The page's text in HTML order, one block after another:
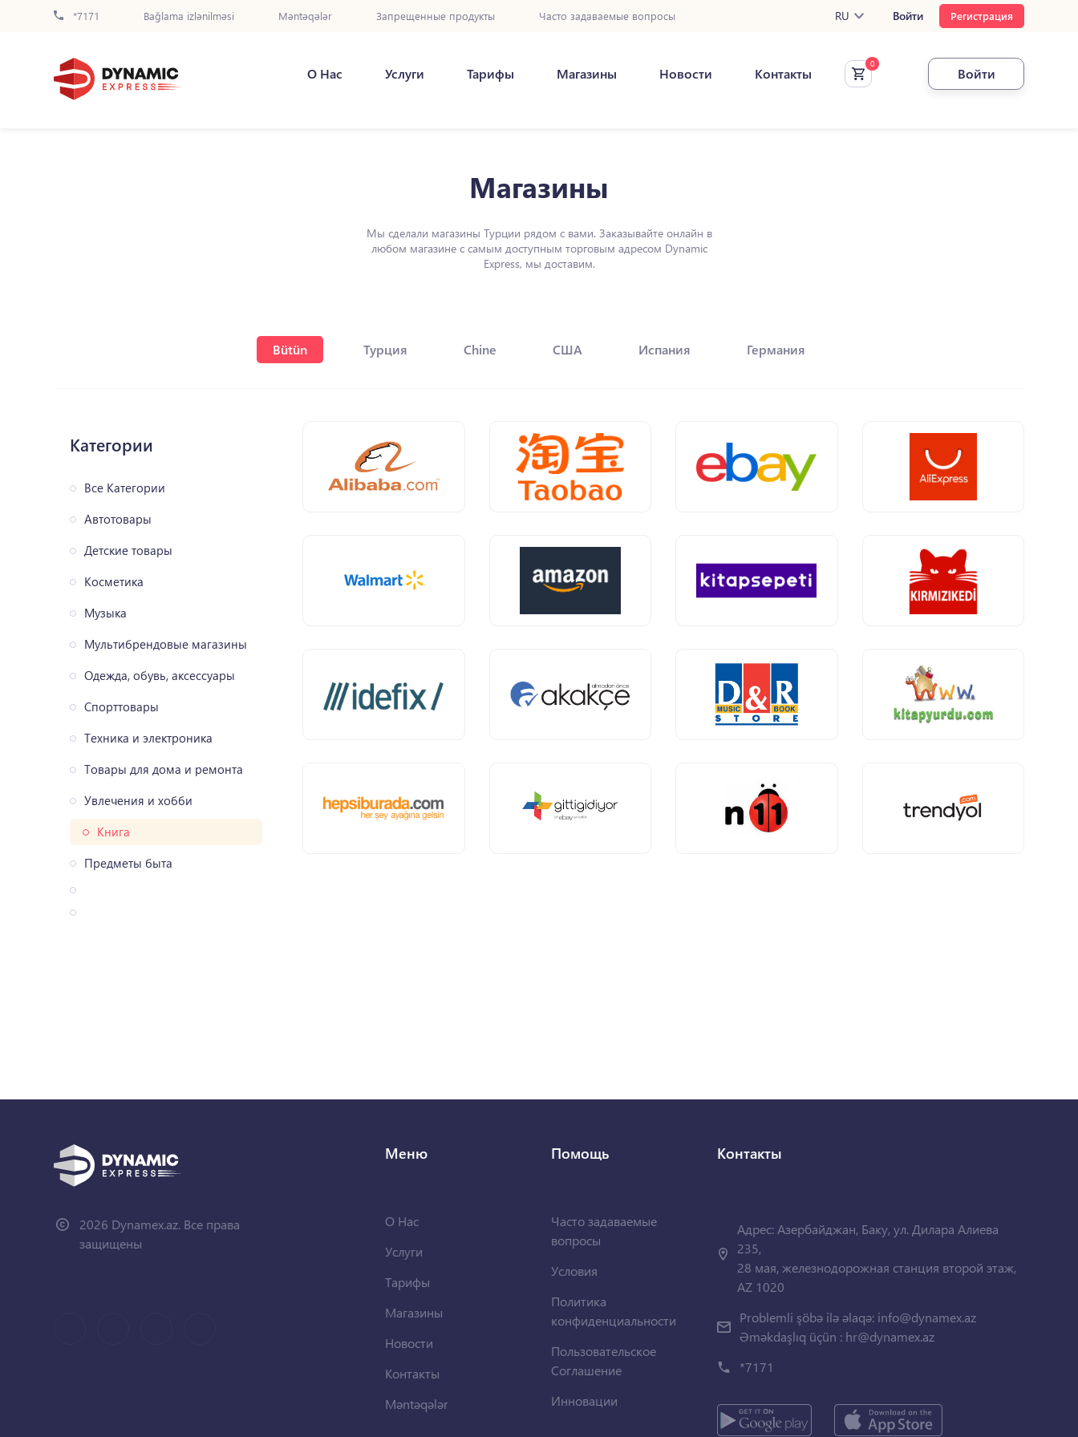
*7171 Bağlama izlənilməsi Məntəqələr Запрещенные продукты Часто задаваемые вопросы RU Войти Регистрация
О Нас Услуги Тарифы Магазины Новости Контакты Войти
Магазины
Мы сделали магазины Турции рядом с вами. Заказывайте онлайн в
любом магазине с самым доступным торговым адресом Dynamic
Express, мы доставим.
Bütün Турция Chine США Испания Германия
Категории
Все Категории
Автотовары
Детские товары
Косметика
Музыка
Мультибрендовые магазины
Одежда, обувь, аксессуары
Спорттовары
Техника и электроника
Товары для дома и ремонта
Увлечения и хобби
Книга
Предметы быта
2026 Dynamex.az. Все права
защищены
Меню
О Нас
Услуги
Тарифы
Магазины
Новости
Контакты
Məntəqələr
Помощь
Часто задаваемые
вопросы
Условия
Политика
конфиденциальности
Пользовательское
Соглашение
Инновации
Контакты
Адрес: Азербайджан, Баку, ул. Дилара Алиева
235,
28 мая, железнодорожная станция второй этаж,
AZ 1020
Problemli şöbə ilə əlaqə: info@dynamex.az
Əməkdaşlıq üçün : hr@dynamex.az
*7171